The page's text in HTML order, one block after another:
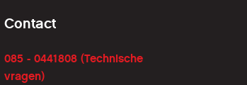
Contact
085 - 0441808 (Technische
vragen)